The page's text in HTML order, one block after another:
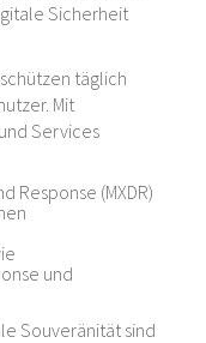
Sicherheit
täglich
Mit
Services
Response (MXDR)
und
Souveränität sind